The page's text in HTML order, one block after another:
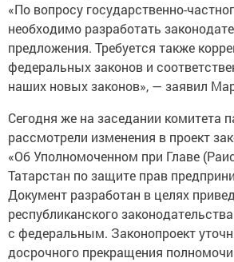
«По вопросу государственно-
необходимо разработать
предложения. Требуется также
федеральных законов и
наших новых законов», — заявил
Сегодня же на заседании комитета
рассмотрели изменения в проект
«Об Уполномоченном при Главе
Татарстан по защите прав
Документ разработан в целях
республиканского
с федеральным. Законопроект
досрочного прекращения